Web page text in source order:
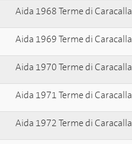
Aida 1968 Terme di Caracalla
Aida 1969 Terme di Caracalla
Aida 1970 Terme di Caracalla
Aida 1971 Terme di Caracalla
Aida 1972 Terme di Caracalla